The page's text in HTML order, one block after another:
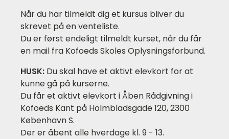
Når du har tilmeldt dig et kursus bliver du
skrevet på en venteliste.
Du er først endeligt tilmeldt kurset, når du får
en mail fra Kofoeds Skoles Oplysningsforbund.
HUSK: Du skal have et aktivt elevkort for at
kunne gå på kurserne.
Du får et aktivt elevkort i Åben Rådgivning i
Kofoeds Kant på Holmbladsgade 120, 2300
København S.
Der er åbent alle hverdage kl. 9 - 13.